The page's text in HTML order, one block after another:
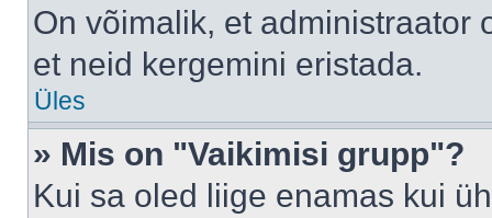
On võimalik, et administraator
et neid kergemini eristada.
Üles
» Mis on "Vaikimisi grupp"?
Kui sa oled liige enamas kui